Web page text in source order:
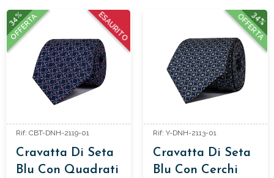
ESAURITO
34%
OFFERTA
Rif: CBT-DNH-2119-01
Cravatta Di Seta
Blu Con Quadrati
34%
OFFERTA
Rif: Y-DNH-2113-01
Cravatta Di Seta
Blu Con Cerchi